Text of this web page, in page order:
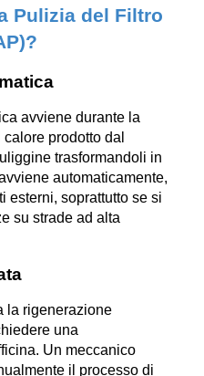
Pulizia del Filtro
avviene durante la
prodotto dal
trasformandoli in
automaticamente,
esterni, soprattutto se si
su strade ad alta
la rigenerazione
una
Un meccanico
il processo di